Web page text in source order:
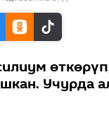
Учурда